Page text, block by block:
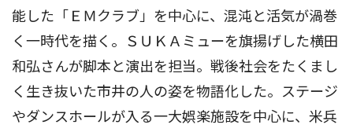
能した「ＥＭクラブ」を中心に、混沌と活気が渦巻
く一時代を描く。ＳＵＫＡミューを旗揚げした横田
和弘さんが脚本と演出を担当。戦後社会をたくまし
く生き抜いた市井の人の姿を物語化した。ステージ
やダンスホールが入る一大娯楽施設を中心に、米兵